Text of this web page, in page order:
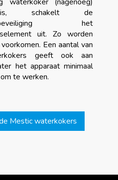
schakelt de
het
uit. Zo worden
Een aantal van
geeft ook aan
het apparaat minimaal
te werken.
Mestic waterkokers